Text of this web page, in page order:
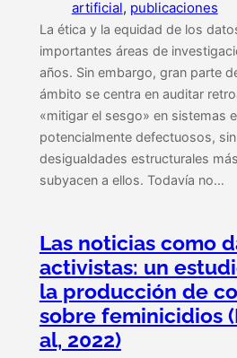
artificial, publicaciones
La ética y la equidad de los
importantes áreas de
años. Sin embargo, gran parte
ámbito se centra en auditar
«mitigar el sesgo» en sistemas
potencialmente defectuosos,
desigualdades estructurales
subyacen a ellos. Todavía no…
Las noticias como
activistas: un
la producción de
sobre feminicidios
al, 2022)